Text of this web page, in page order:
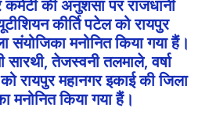
की अनुशंसा पर राजधानी
कीर्ति पटेल को रायपुर
संयोजिका मनोनित किया गया हैं।
सारथी, तेजस्वनी तलमाले, वर्षा
को रायपुर महानगर इकाई की जिला
मनोनित किया गया हैं।